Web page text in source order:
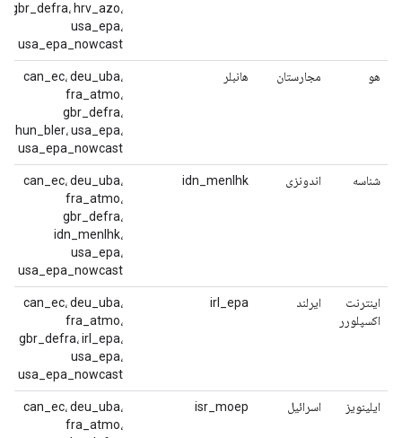
gbr_defra، hrv_azo،
usa_epa،
usa_epa_nowcast
هو مجارستان هانبلر
can_ec، deu_uba،
fra_atmo،
gbr_defra،
hun_bler، usa_epa،
usa_epa_nowcast
شناسه اندونزی idn_menlhk
can_ec، deu_uba،
fra_atmo،
gbr_defra،
idn_menlhk،
usa_epa،
usa_epa_nowcast
اینترنت
اکسپلورر
ایرلند irl_epa
can_ec، deu_uba،
fra_atmo،
gbr_defra، irl_epa،
usa_epa،
usa_epa_nowcast
ایلینویز اسرائیل isr_moep
can_ec، deu_uba،
fra_atmo،